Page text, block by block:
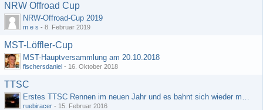
NRW Offroad Cup
NRW-Offroad-Cup 2019
m e s - 8. Februar 2019
MST-Löffler-Cup
MST-Hauptversammlung am 20.10.2018
fischersdaniel - 16. Oktober 2018
TTSC
Erstes TTSC Rennen im neuen Jahr und es bahnt sich wieder mal eine Rekordteilnehmerzahl an
ruebiracer - 15. Februar 2016